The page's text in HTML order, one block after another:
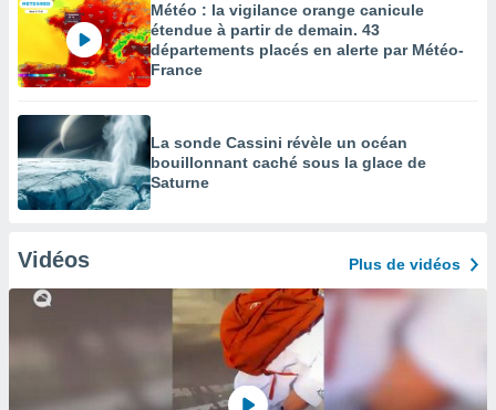
Météo : la vigilance orange canicule
étendue à partir de demain. 43
départements placés en alerte par Météo-
France
La sonde Cassini révèle un océan
bouillonnant caché sous la glace de
Saturne
Vidéos Plus de vidéos